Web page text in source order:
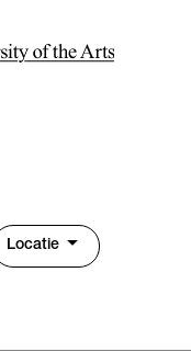
Locatie